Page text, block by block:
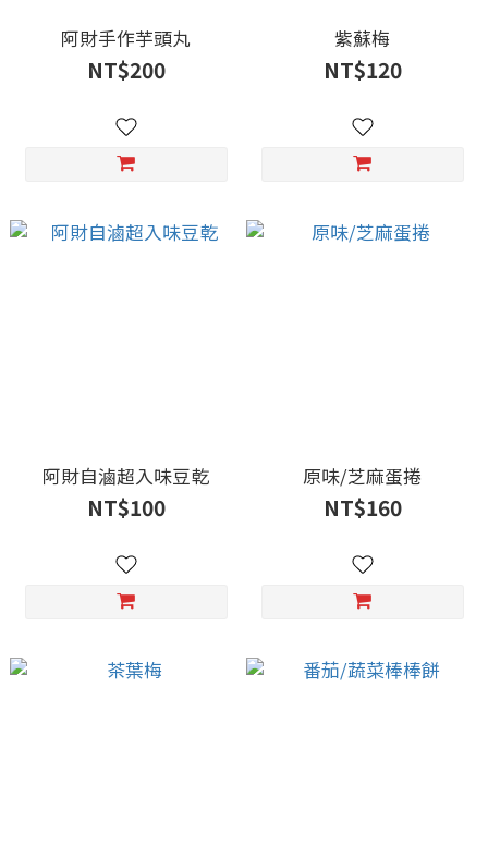
阿財手作芋頭丸
NT$200
紫蘇梅
NT$120
阿財自滷超入味豆乾
NT$100
原味/芝麻蛋捲
NT$160